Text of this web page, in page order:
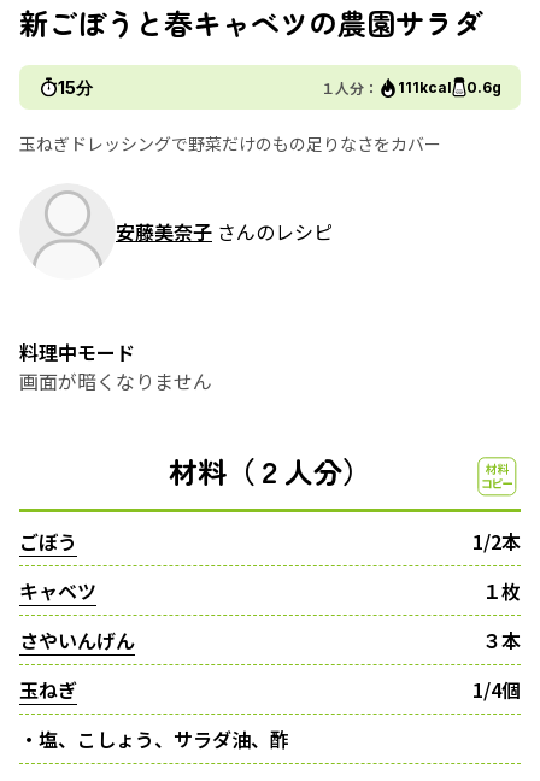
新ごぼうと春キャベツの農園サラダ
15分 １人分： 111kcal 0.6g
玉ねぎドレッシングで野菜だけのもの足りなさをカバー
安藤美奈子 さんのレシピ
料理中モード
画面が暗くなりません
材料（２人分）
ごぼう
1/2本
キャベツ
１枚
さやいんげん
３本
玉ねぎ
1/4個
・塩、こしょう、サラダ油、酢